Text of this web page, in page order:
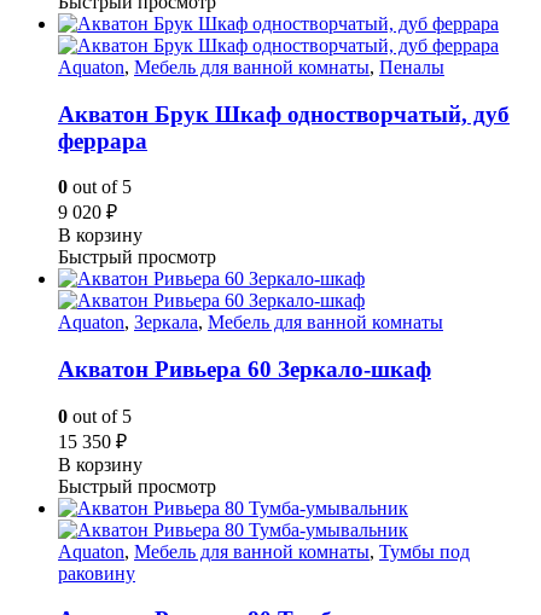
Aquaton, Мебель для ванной комнаты, Пеналы
Акватон Брук Шкаф одностворчатый, дуб
феррара
0 out of 5
9 020 ₽
В корзину
Быстрый просмотр
Aquaton, Зеркала, Мебель для ванной комнаты
Акватон Ривьера 60 Зеркало-шкаф
0 out of 5
15 350 ₽
В корзину
Быстрый просмотр
Aquaton, Мебель для ванной комнаты, Тумбы под
раковину